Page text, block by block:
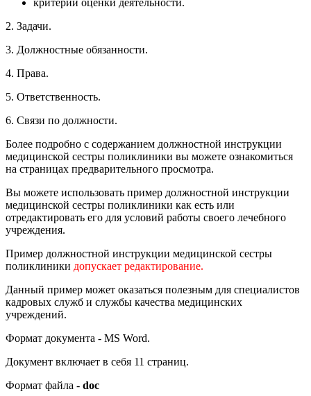
2. Задачи.
3. Должностные обязанности.
4. Права.
5. Ответственность.
6. Связи по должности.
Более подробно с содержанием должностной инструкции
медицинской сестры поликлиники вы можете ознакомиться
на страницах предварительного просмотра.
Вы можете использовать пример должностной инструкции
медицинской сестры поликлиники как есть или
отредактировать его для условий работы своего лечебного
учреждения.
Пример должностной инструкции медицинской сестры
поликлиники допускает редактирование.
Данный пример может оказаться полезным для специалистов
кадровых служб и службы качества медицинских
учреждений.
Формат документа - MS Word.
Документ включает в себя 11 страниц.
Формат файла - doc